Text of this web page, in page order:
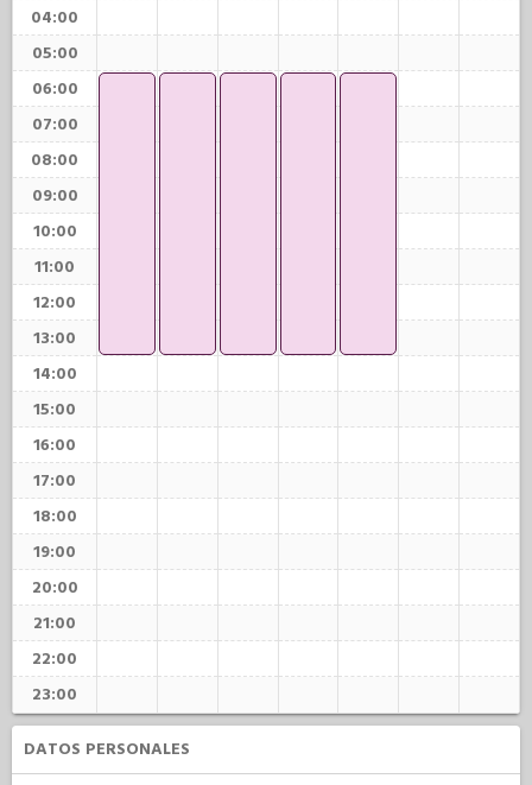
04:00
05:00
06:00
07:00
08:00
09:00
10:00
11:00
12:00
13:00
14:00
15:00
16:00
17:00
18:00
19:00
20:00
21:00
22:00
23:00
DATOS PERSONALES